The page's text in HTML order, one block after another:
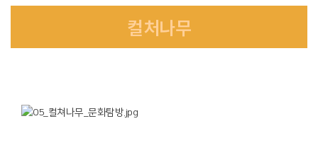
컬처나무